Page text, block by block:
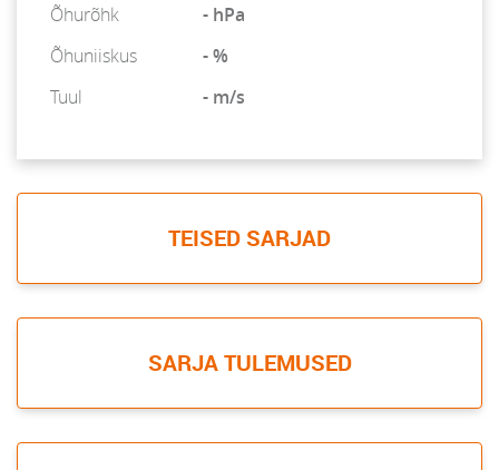
Õhurõhk
- hPa
Õhuniiskus
- %
Tuul
- m/s
TEISED SARJAD
SARJA TULEMUSED